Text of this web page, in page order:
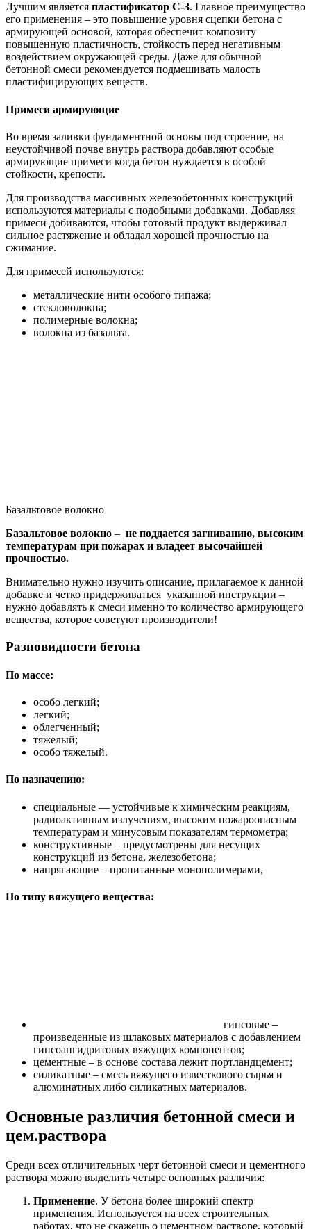
Лучшим является пластификатор С-3. Главное преимущество
его применения – это повышение уровня сцепки бетона с
армирующей основой, которая обеспечит композиту
повышенную пластичность, стойкость перед негативным
воздействием окружающей среды. Даже для обычной
бетонной смеси рекомендуется подмешивать малость
пластифицирующих веществ.
Примеси армирующие
Во время заливки фундаментной основы под строение, на
неустойчивой почве внутрь раствора добавляют особые
армирующие примеси когда бетон нуждается в особой
стойкости, крепости.
Для производства массивных железобетонных конструкций
используются материалы с подобными добавками. Добавляя
примеси добиваются, чтобы готовый продукт выдерживал
сильное растяжение и обладал хорошей прочностью на
сжимание.
Для примесей используются:
металлические нити особого типажа;
стекловолокна;
полимерные волокна;
волокна из базальта.
Базальтовое волокно
Базальтовое волокно – не поддается загниванию, высоким
температурам при пожарах и владеет высочайшей
прочностью.
Внимательно нужно изучить описание, прилагаемое к данной
добавке и четко придерживаться указанной инструкции –
нужно добавлять к смеси именно то количество армирующего
вещества, которое советуют производители!
Разновидности бетона
По массе:
особо легкий;
легкий;
облегченный;
тяжелый;
особо тяжелый.
По назначению:
специальные — устойчивые к химическим реакциям,
радиоактивным излучениям, высоким пожароопасным
температурам и минусовым показателям термометра;
конструктивные – предусмотрены для несущих
конструкций из бетона, железобетона;
напрягающие – пропитанные монополимерами,
По типу вяжущего вещества:
гипсовые –
произведенные из шлаковых материалов с добавлением
гипсоангидритовых вяжущих компонентов;
цементные – в основе состава лежит портландцемент;
силикатные – смесь вяжущего известкового сырья и
алюминатных либо силикатных материалов.
Основные различия бетонной смеси и
цем.раствора
Среди всех отличительных черт бетонной смеси и цементного
раствора можно выделить четыре основных различия:
Применение. У бетона более широкий спектр
применения. Используется на всех строительных
работах, что не скажешь о цементном растворе, который